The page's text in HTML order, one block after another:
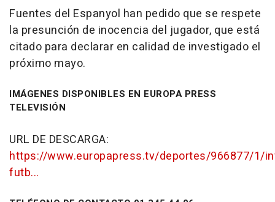
Fuentes del Espanyol han pedido que se respete
la presunción de inocencia del jugador, que está
citado para declarar en calidad de investigado el
próximo mayo.
IMÁGENES DISPONIBLES EN EUROPA PRESS
TELEVISIÓN
URL DE DESCARGA:
https://www.europapress.tv/deportes/966877/1/
futb...